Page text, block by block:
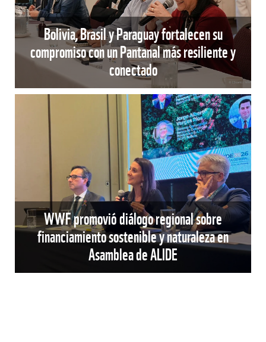
Bolivia, Brasil y Paraguay fortalecen su
compromiso con un Pantanal más resiliente y
conectado
WWF promovió diálogo regional sobre
financiamiento sostenible y naturaleza en
Asamblea de ALIDE